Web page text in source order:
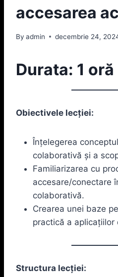
accesarea
By admin decembrie 24,
Durata: 1 oră
Obiectivele lecției:
Înțelegerea
colaborativă și a
Familiarizarea cu
accesare/conectare
colaborativă.
Crearea unei baze
practică a aplicațiilor
Structura lecției: